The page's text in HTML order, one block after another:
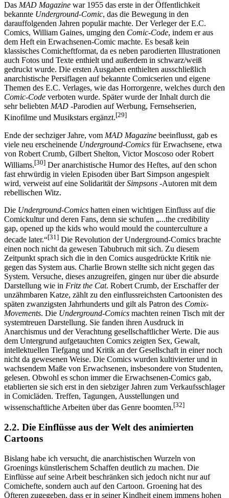
Das MAD Magazine war 1955 das erste in der Öffentlichkeit
bekannte Underground-Comic, das die Bewegung in den
darauffolgenden Jahren populär machte. Der Verleger der E.C.
Comics, William Gaines, umging den Comic-Code, indem er aus
dem Heft ein Erwachsenen-Comic machte. Es besaß kein
klassisches Comicheftformat, da es neben parodierten Illustrationen
auch Fotos und Texte enthielt und außerdem in schwarz/weiß
gedruckt wurde. Die ersten Ausgaben enthielten ausschließlich
anarchistische Persiflagen auf bekannte Comicserien und eigene
Themen des E.C. Verlages, wie das Horrorgenre, welches durch den
Comic-Code verboten wurde. Später wurde der Inhalt durch die
sehr beliebten MAD -Parodien auf Werbung, Fernsehserien,
Kinofilme und Musikstars ergänzt.[29]
Ende der sechziger Jahre, vom MAD Magazine beeinflusst, gab es
viele neu erscheinende Underground-Comics für Erwachsene, etwa
von Robert Crumb, Gilbert Shelton, Victor Moscoso oder Robert
Williams.[30] Der anarchistische Humor des Heftes, auf den schon
fast ehrwürdig in vielen Episoden über Bart Simpson angespielt
wird, verweist auf eine Solidarität derSimpsons -Autoren mit dem
rebellischen Witz.
Die Underground-Comics hatten einen wichtigen Einfluss auf die
Comickultur und deren Fans, denn sie schufen „...the credibility
gap, opened up the kids who would mould the counterculture a
decade later.“[31] Die Revolution der Underground-Comics brachte
einen noch nicht da gewesen Tabubruch mit sich. Zu diesem
Zeitpunkt sprach sich die in den Comics ausgedrückte Kritik nie
gegen das System aus. Charlie Brown stellte sich nicht gegen das
System. Versuche, dieses anzugreifen, gingen nur über die absurde
Darstellung wie in Fritz the Cat. Robert Crumb, der Erschaffer der
unzähmbaren Katze, zählt zu den einflussreichsten Cartoonisten des
späten zwanzigsten Jahrhunderts und gilt als Patron des Comix-
Movements. Die Underground-Comics machten reinen Tisch mit der
systemtreuen Darstellung. Sie fanden ihren Ausdruck in
Anarchismus und der Verachtung gesellschaftlicher Werte. Die aus
dem Untergrund aufgetauchten Comics zeigten Sex, Gewalt,
intellektuellen Tiefgang und Kritik an der Gesellschaft in einer noch
nicht da gewesenen Weise. Die Comics wurden kultivierter und in
wachsendem Maße von Erwachsenen, insbesondere von Studenten,
gelesen. Obwohl es schon immer die Erwachsenen-Comics gab,
etablierten sie sich erst in den siebziger Jahren zum Verkaufsschlager
in Comicläden. Treffen, Tagungen, Ausstellungen und
wissenschaftliche Arbeiten über das Genre boomten.[32]
2.2. Die Einflüsse aus der Welt des animierten
Cartoons
Bislang habe ich versucht, die anarchistischen Wurzeln von
Groenings künstlerischem Schaffen deutlich zu machen. Die
Einflüsse auf seine Arbeit beschränken sich jedoch nicht nur auf
Comichefte, sondern auch auf den Cartoon. Groening hat des
Öfteren zugegeben, dass er in seiner Kindheit einem immens hohen